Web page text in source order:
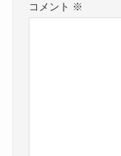
コメント ※